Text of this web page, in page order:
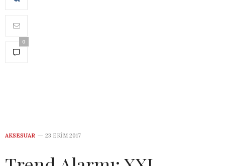
0
AKSESUAR 23 EKIM 2017